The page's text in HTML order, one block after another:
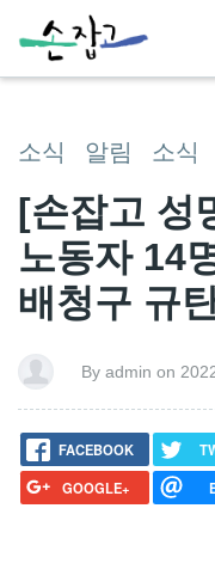
소식 알림 소식
[손잡고 성
노동자 14
배청구 규
By admin on
FACEBOOK
GOOGLE+